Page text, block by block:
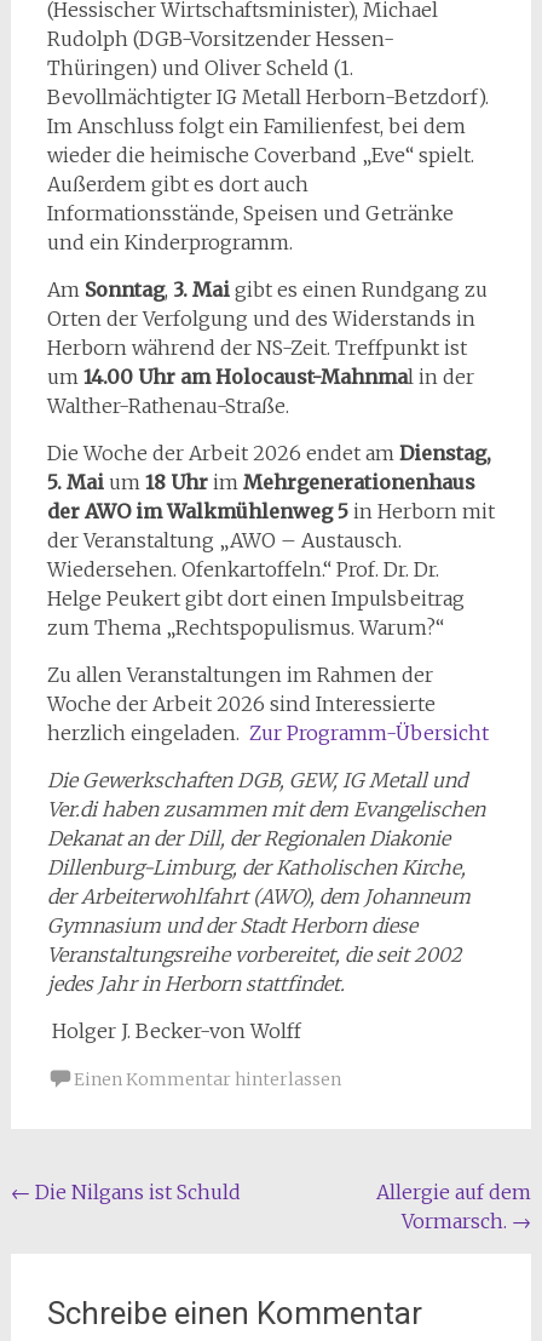
(Hessischer Wirtschaftsminister), Michael
Rudolph (DGB-Vorsitzender Hessen-
Thüringen) und Oliver Scheld (1.
Bevollmächtigter IG Metall Herborn-Betzdorf).
Im Anschluss folgt ein Familienfest, bei dem
wieder die heimische Coverband „Eve“ spielt.
Außerdem gibt es dort auch
Informationsstände, Speisen und Getränke
und ein Kinderprogramm.
Am Sonntag, 3. Maigibt es einen Rundgang zu
Orten der Verfolgung und des Widerstands in
Herborn während der NS-Zeit. Treffpunkt ist
um 14.00 Uhr am Holocaust-Mahnmal in der
Walther-Rathenau-Straße.
Die Woche der Arbeit 2026 endet am Dienstag,
5. Maium 18 Uhr im Mehrgenerationenhaus
der AWO im Walkmühlenweg 5in Herborn mit
der Veranstaltung „AWO – Austausch.
Wiedersehen. Ofenkartoffeln.“ Prof. Dr. Dr.
Helge Peukert gibt dort einen Impulsbeitrag
zum Thema „Rechtspopulismus. Warum?“
Zu allen Veranstaltungen im Rahmen der
Woche der Arbeit 2026 sind Interessierte
herzlich eingeladen. Zur Programm-Übersicht
Die Gewerkschaften DGB, GEW, IG Metall und
Ver.di haben zusammen mit dem Evangelischen
Dekanat an der Dill, der Regionalen Diakonie
Dillenburg-Limburg, der Katholischen Kirche,
der Arbeiterwohlfahrt (AWO), dem Johanneum
Gymnasium und der Stadt Herborn diese
Veranstaltungsreihe vorbereitet, die seit 2002
jedes Jahr in Herborn stattfindet.
Holger J. Becker-von Wolff
Einen Kommentar hinterlassen
Beitragsnavigation
← Die Nilgans ist Schuld
Allergie auf dem
Vormarsch. →
Schreibe einen Kommentar